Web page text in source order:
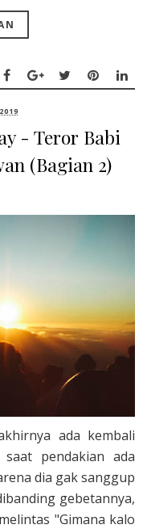
- Teror Babi
(Bagian 2)
ada kembali
pendakian ada
dia gak sanggup
gebetannya,
"Gimana kalo